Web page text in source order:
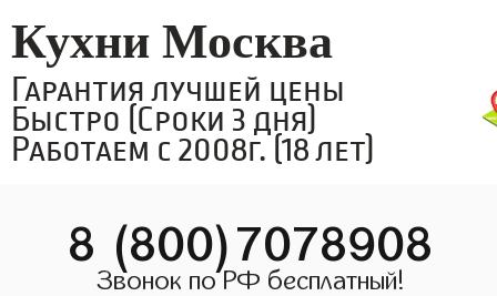
Кухни Москва
Гарантия лучшей цены
Быстро (Сроки 3 дня)
Работаем с 2008г. (18 лет)
8 (800)7078908
Звонок по РФ бесплатный!